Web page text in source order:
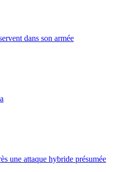
dans son armée
une attaque hybride présumée